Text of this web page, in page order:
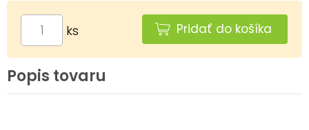
ks Pridať do košíka
Popis tovaru